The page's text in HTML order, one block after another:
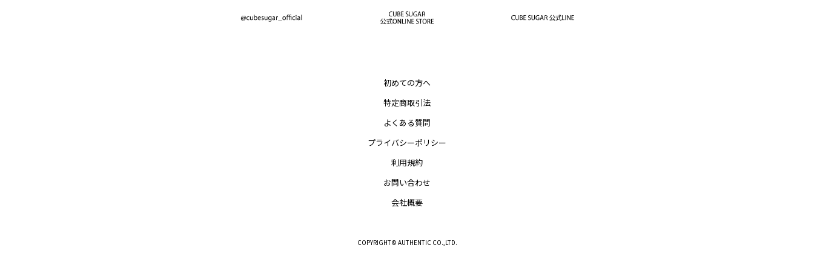
初めての方へ
特定商取引法
よくある質問
プライバシーポリシー
利用規約
お問い合わせ
会社概要
COPYRIGHT© AUTHENTIC CO.,LTD.